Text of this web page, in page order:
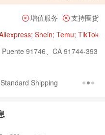
增值服务
支持圈货
Shein; Temu; TikTok
91746、CA 91744-393
Shipping